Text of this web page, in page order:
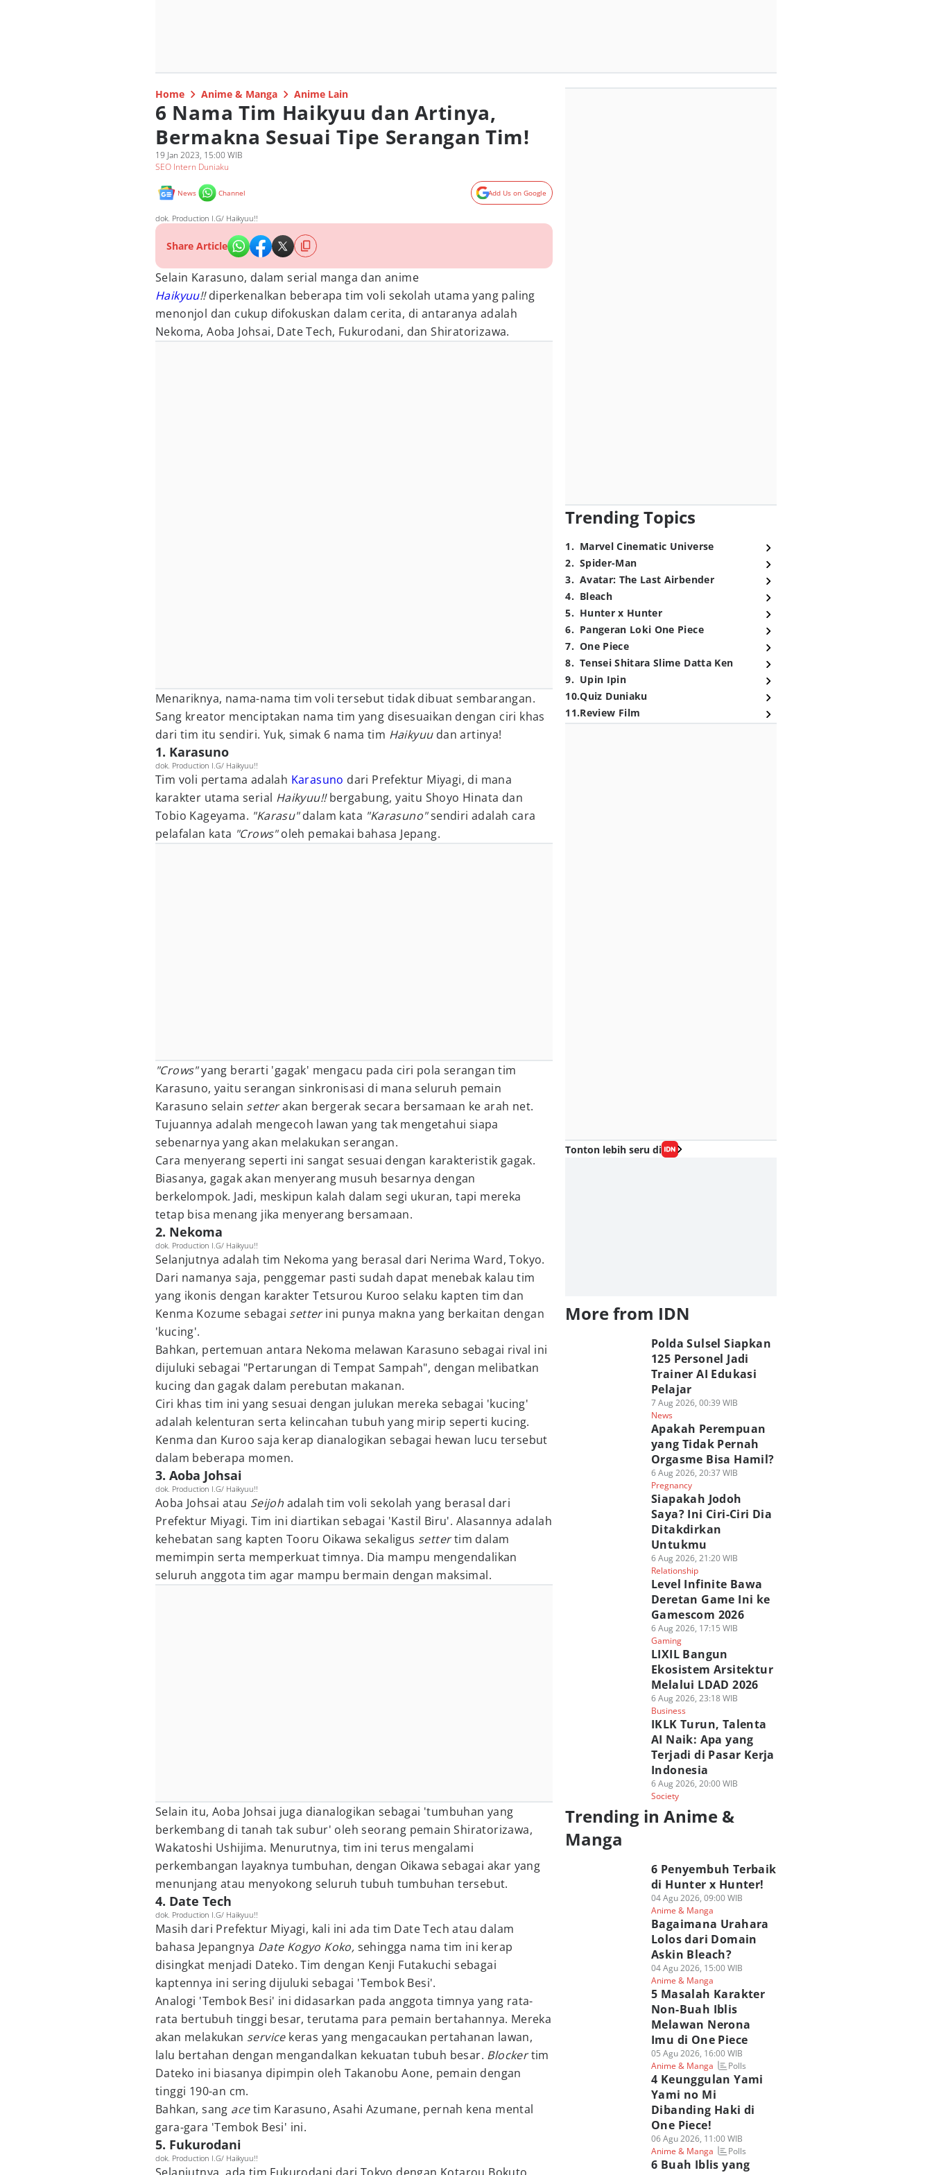
Home Anime & Manga Anime Lain
6 Nama Tim Haikyuu dan Artinya,
Bermakna Sesuai Tipe Serangan Tim!
19 Jan 2023, 15:00 WIB
SEO Intern Duniaku
News Channel Add Us on Google
dok. Production I.G/ Haikyuu!!
Share Article
Selain Karasuno, dalam serial manga dan anime
Haikyuu!!diperkenalkan beberapa tim voli sekolah utama yang paling
menonjol dan cukup difokuskan dalam cerita, di antaranya adalah
Nekoma, Aoba Johsai, Date Tech, Fukurodani, dan Shiratorizawa.
Menariknya, nama-nama tim voli tersebut tidak dibuat sembarangan.
Sang kreator menciptakan nama tim yang disesuaikan dengan ciri khas
dari tim itu sendiri. Yuk, simak 6 nama tim Haikyuu dan artinya!
1. Karasuno
dok. Production I.G/ Haikyuu!!
Tim voli pertama adalah Karasuno dari Prefektur Miyagi, di mana
karakter utama serial Haikyuu!!bergabung, yaitu Shoyo Hinata dan
Tobio Kageyama. "Karasu"dalam kata "Karasuno"sendiri adalah cara
pelafalan kata "Crows"oleh pemakai bahasa Jepang.
"Crows"yang berarti 'gagak' mengacu pada ciri pola serangan tim
Karasuno, yaitu serangan sinkronisasi di mana seluruh pemain
Karasuno selain setterakan bergerak secara bersamaan ke arah net.
Tujuannya adalah mengecoh lawan yang tak mengetahui siapa
sebenarnya yang akan melakukan serangan.
Cara menyerang seperti ini sangat sesuai dengan karakteristik gagak.
Biasanya, gagak akan menyerang musuh besarnya dengan
berkelompok. Jadi, meskipun kalah dalam segi ukuran, tapi mereka
tetap bisa menang jika menyerang bersamaan.
2. Nekoma
dok. Production I.G/ Haikyuu!!
Selanjutnya adalah tim Nekoma yang berasal dari Nerima Ward, Tokyo.
Dari namanya saja, penggemar pasti sudah dapat menebak kalau tim
yang ikonis dengan karakter Tetsurou Kuroo selaku kapten tim dan
Kenma Kozume sebagai setterini punya makna yang berkaitan dengan
'kucing'.
Bahkan, pertemuan antara Nekoma melawan Karasuno sebagai rival ini
dijuluki sebagai "Pertarungan di Tempat Sampah", dengan melibatkan
kucing dan gagak dalam perebutan makanan.
Ciri khas tim ini yang sesuai dengan julukan mereka sebagai 'kucing'
adalah kelenturan serta kelincahan tubuh yang mirip seperti kucing.
Kenma dan Kuroo saja kerap dianalogikan sebagai hewan lucu tersebut
dalam beberapa momen.
3. Aoba Johsai
dok. Production I.G/ Haikyuu!!
Aoba Johsai atau Seijoh adalah tim voli sekolah yang berasal dari
Prefektur Miyagi. Tim ini diartikan sebagai 'Kastil Biru'. Alasannya adalah
kehebatan sang kapten Tooru Oikawa sekaligus settertim dalam
memimpin serta memperkuat timnya. Dia mampu mengendalikan
seluruh anggota tim agar mampu bermain dengan maksimal.
Selain itu, Aoba Johsai juga dianalogikan sebagai 'tumbuhan yang
berkembang di tanah tak subur' oleh seorang pemain Shiratorizawa,
Wakatoshi Ushijima. Menurutnya, tim ini terus mengalami
perkembangan layaknya tumbuhan, dengan Oikawa sebagai akar yang
menunjang atau menyokong seluruh tubuh tumbuhan tersebut.
4. Date Tech
dok. Production I.G/ Haikyuu!!
Masih dari Prefektur Miyagi, kali ini ada tim Date Tech atau dalam
bahasa Jepangnya Date Kogyo Koko, sehingga nama tim ini kerap
disingkat menjadi Dateko. Tim dengan Kenji Futakuchi sebagai
kaptennya ini sering dijuluki sebagai 'Tembok Besi'.
Analogi 'Tembok Besi' ini didasarkan pada anggota timnya yang rata-
rata bertubuh tinggi besar, terutama para pemain bertahannya. Mereka
akan melakukan service keras yang mengacaukan pertahanan lawan,
lalu bertahan dengan mengandalkan kekuatan tubuh besar. Blockertim
Dateko ini biasanya dipimpin oleh Takanobu Aone, pemain dengan
tinggi 190-an cm.
Bahkan, sang acetim Karasuno, Asahi Azumane, pernah kena mental
gara-gara 'Tembok Besi' ini.
5. Fukurodani
dok. Production I.G/ Haikyuu!!
Trending Topics
1. Marvel Cinematic Universe
2. Spider-Man
3. Avatar: The Last Airbender
4. Bleach
5. Hunter x Hunter
6. Pangeran Loki One Piece
7. One Piece
8. Tensei Shitara Slime Datta Ken
9. Upin Ipin
10.Quiz Duniaku
11.Review Film
Tonton lebih seru di
More from IDN
Polda Sulsel Siapkan
125 Personel Jadi
Trainer AI Edukasi
Pelajar
7 Aug 2026, 00:39 WIB
News
Apakah Perempuan
yang Tidak Pernah
Orgasme Bisa Hamil?
6 Aug 2026, 20:37 WIB
Pregnancy
Siapakah Jodoh
Saya? Ini Ciri-Ciri Dia
Ditakdirkan
Untukmu
6 Aug 2026, 21:20 WIB
Relationship
Level Infinite Bawa
Deretan Game Ini ke
Gamescom 2026
6 Aug 2026, 17:15 WIB
Gaming
LIXIL Bangun
Ekosistem Arsitektur
Melalui LDAD 2026
6 Aug 2026, 23:18 WIB
Business
IKLK Turun, Talenta
AI Naik: Apa yang
Terjadi di Pasar Kerja
Indonesia
6 Aug 2026, 20:00 WIB
Society
Trending in Anime &
Manga
6 Penyembuh Terbaik
di Hunter x Hunter!
04 Agu 2026, 09:00 WIB
Anime & Manga
Bagaimana Urahara
Lolos dari Domain
Askin Bleach?
04 Agu 2026, 15:00 WIB
Anime & Manga
5 Masalah Karakter
Non-Buah Iblis
Melawan Nerona
Imu di One Piece
05 Agu 2026, 16:00 WIB
Anime & Manga
Polls
4 Keunggulan Yami
Yami no Mi
Dibanding Haki di
One Piece!
06 Agu 2026, 11:00 WIB
Anime & Manga
Polls
6 Buah Iblis yang